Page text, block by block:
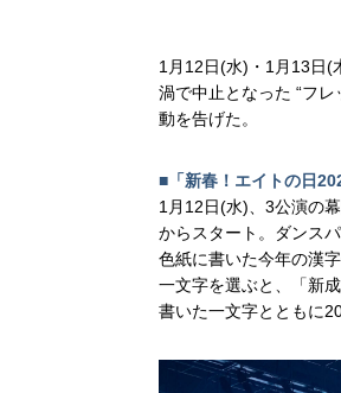
1月12日(水)・1月13日(
渦で中⽌となった “フ
動を告げた。
■「新春！エイトの日
1月12日(水)、3公演の
からスタート。ダンス
⾊紙に書いた今年の漢
⼀⽂字を選ぶと、「新
書いた⼀⽂字とともに